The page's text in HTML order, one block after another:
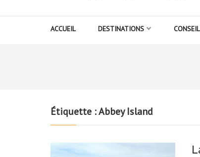
ACCUEIL DESTINATIONS
Étiquette :Abbey Island